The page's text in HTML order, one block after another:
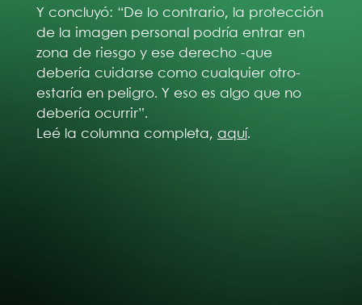
Y concluyó: “De lo contrario, la protección
de la imagen personal podría entrar en
zona de riesgo y ese derecho -que
debería cuidarse como cualquier otro-
estaría en peligro. Y eso es algo que no
debería ocurrir”.
Leé la columna completa, aquí.